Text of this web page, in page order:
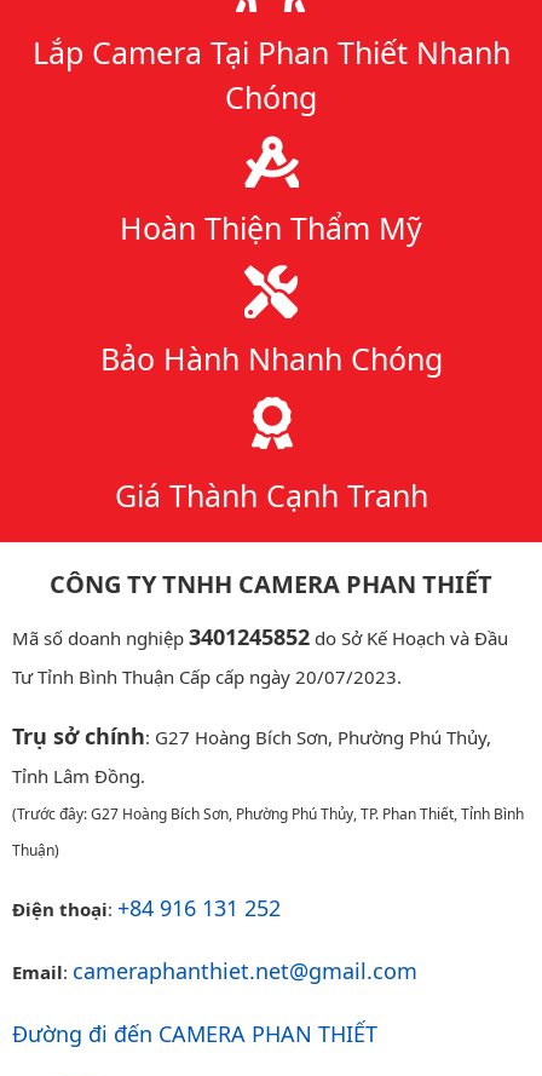
Lắp Camera Tại Phan Thiết Nhanh
Chóng
Hoàn Thiện Thẩm Mỹ
Bảo Hành Nhanh Chóng
Giá Thành Cạnh Tranh
CÔNG TY TNHH CAMERA PHAN THIẾT
Mã số doanh nghiệp 3401245852 do Sở Kế Hoạch và Đầu
Tư Tỉnh Bình Thuận Cấp cấp ngày 20/07/2023.
Trụ sở chính: G27 Hoàng Bích Sơn, Phường Phú Thủy,
Tỉnh Lâm Đồng.
(Trước đây: G27 Hoàng Bích Sơn, Phường Phú Thủy, TP. Phan Thiết, Tỉnh Bình
Thuận)
Điện thoại: +84 916 131 252
Email: cameraphanthiet.net@gmail.com
Đường đi đến CAMERA PHAN THIẾT